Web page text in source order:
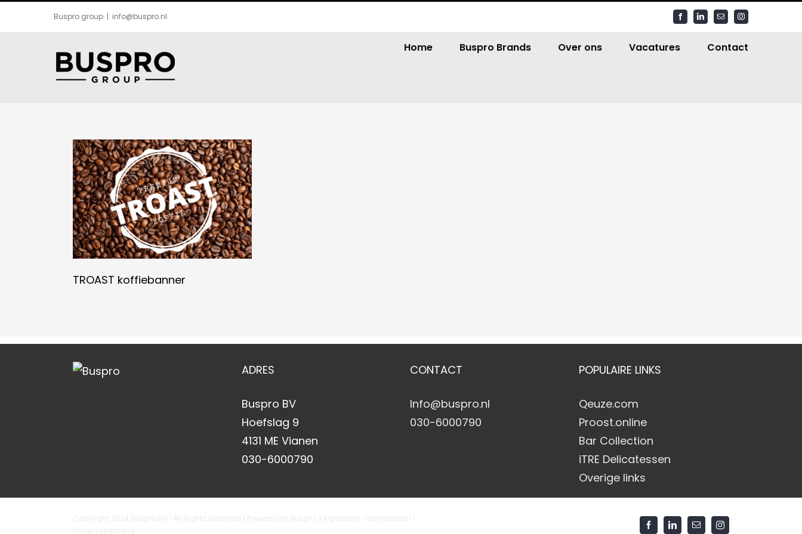
Buspro group | info@buspro.nl FacebookLinkedIn
E-
mail
Instagram
Home Buspro Brands Over ons Vacatures Contact
TROAST koffiebanner
ADRES
Buspro BV
Hoefslag 9
4131 ME Vianen
030-6000790
CONTACT
Info@buspro.nl
030-6000790
POPULAIRE LINKS
Qeuze.com
Proost.online
Bar Collection
iTRE Delicatessen
Overige links
FacebookLinkedIn
E-
Instagram